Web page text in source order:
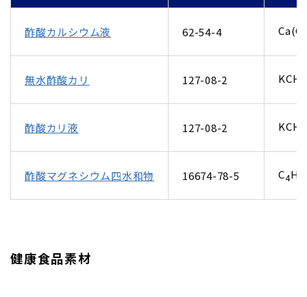
酢酸カルシウム液 62-54-4
無水酢酸カリ 127-08-2 KCH
酢酸カリ液 127-08-2 KCH
酢酸マグネシウム四水和物 16674-78-5 C4H
健康食品素材